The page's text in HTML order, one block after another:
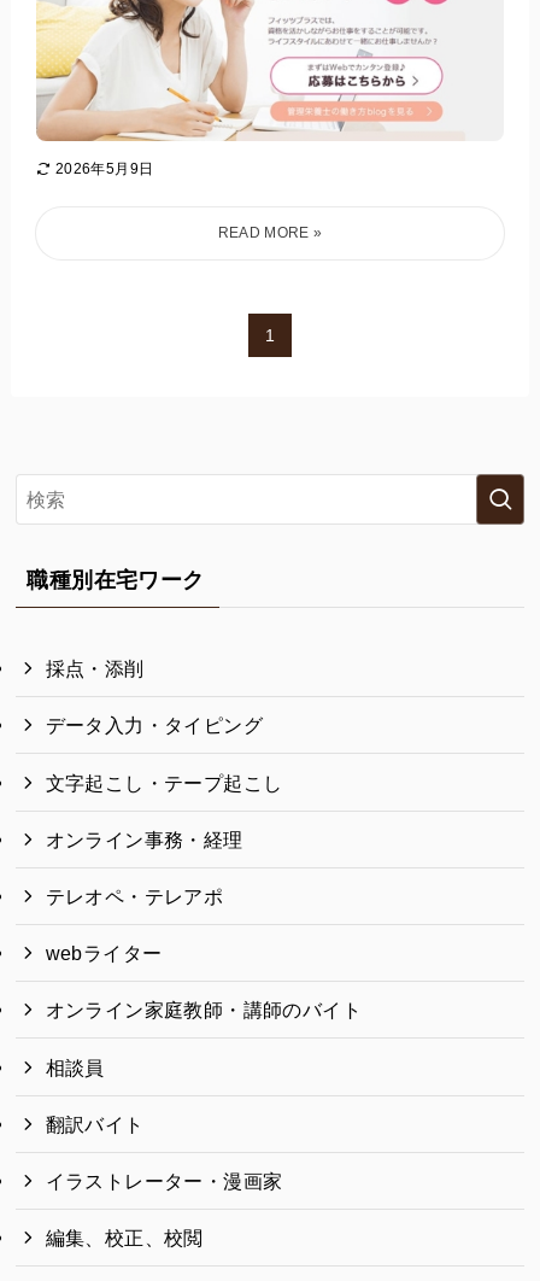
2026年5月9日
1
職種別在宅ワーク
採点・添削
データ入力・タイピング
文字起こし・テープ起こし
オンライン事務・経理
テレオペ・テレアポ
webライター
オンライン家庭教師・講師のバイト
相談員
翻訳バイト
イラストレーター・漫画家
編集、校正、校閲